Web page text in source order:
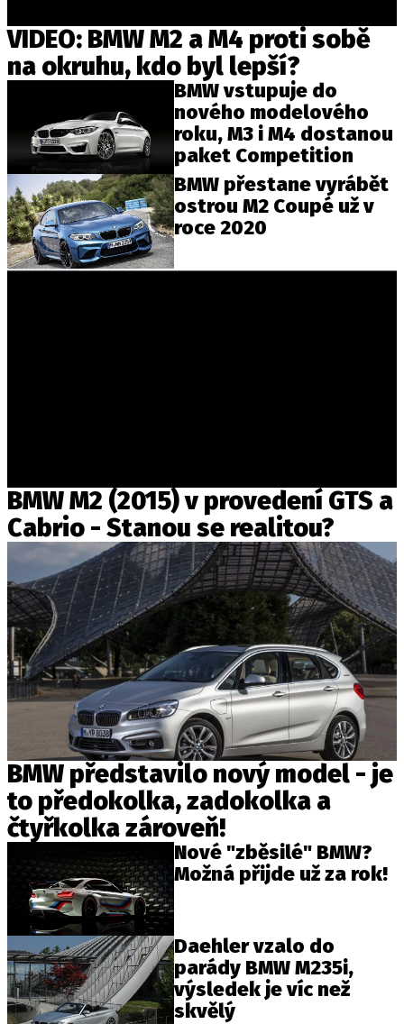
VIDEO: BMW M2 a M4 proti sobě
na okruhu, kdo byl lepší?
BMW vstupuje do
nového modelového
roku, M3 i M4 dostanou
paket Competition
BMW přestane vyrábět
ostrou M2 Coupé už v
roce 2020
BMW M2 (2015) v provedení GTS a
Cabrio - Stanou se realitou?
BMW představilo nový model - je
to předokolka, zadokolka a
čtyřkolka zároveň!
Nové "zběsilé" BMW?
Možná přijde už za rok!
Daehler vzalo do
parády BMW M235i,
výsledek je víc než
skvělý